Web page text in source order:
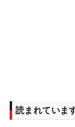
読まれていま